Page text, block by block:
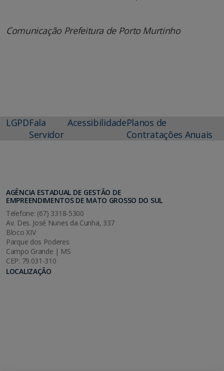
Comunicação Prefeitura de Porto Murtinho
LGPDFala
Servidor
AcessibilidadePlanos de
Contratações Anuais
AGÊNCIA ESTADUAL DE GESTÃO DE
EMPREENDIMENTOS DE MATO GROSSO DO SUL
Telefone: (67) 3318-5300
Av. Des. José Nunes da Cunha, 337
Bloco XIV
Parque dos Poderes
Campo Grande | MS
CEP: 79.031-310
LOCALIZAÇÃO